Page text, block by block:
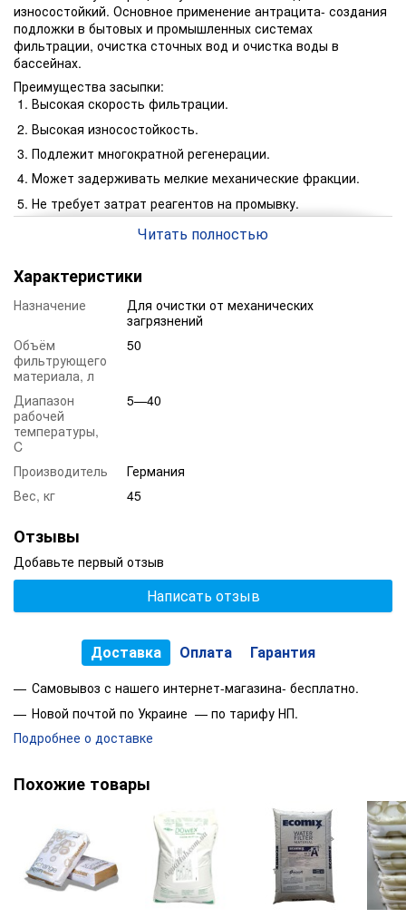
износостойкий. Основное применение антрацита- создания
подложки в бытовых и промышленных системах
фильтрации, очистка сточных вод и очистка воды в
бассейнах.
Преимущества засыпки:
Высокая скорость фильтрации.
Высокая износостойкость.
Подлежит многократной регенерации.
Может задерживать мелкие механические фракции.
Не требует затрат реагентов на промывку.
Насыпная плотность, кг/м3:
Читать полностью
Характеристики
Назначение
Для очистки от механических
загрязнений
Объём
фильтрующего
материала, л
50
Диапазон
рабочей
температуры,
C
5—40
Производитель
Германия
Вес, кг
45
Отзывы
Добавьте первый отзыв
Написать отзыв
Доставка Оплата Гарантия
Самовывоз с нашего интернет-магазина- бесплатно.
Новой почтой по Украине — по тарифу НП.
Подробнее о доставке
Похожие товары